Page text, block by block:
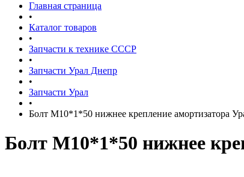
Главная страница
•
Каталог товаров
•
Запчасти к технике СССР
•
Запчасти Урал Днепр
•
Запчасти Урал
•
Болт М10*1*50 нижнее крепление амортизатора
Болт М10*1*50 нижнее